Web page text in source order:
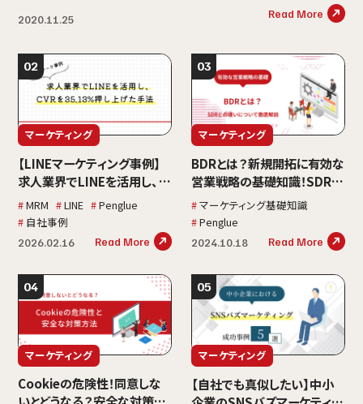
2020.11.25 Read More
マーケティング
【LINEマーケティング事例】
求人業界でLINEを活用し、
CVRを35.13%押し上げた手
法
MRM LINE
Penglue
自社事例
2026.02.16 Read More
マーケティング
BDRとは？新規開拓に有効な
営業戦略の基礎知識！SDRと
の違いも徹底解説
マーケティング基礎知識
Penglue
2024.10.18 Read More
マーケティング
Cookieの危険性！同意しな
マーケティング
【自社でも真似したい】中小